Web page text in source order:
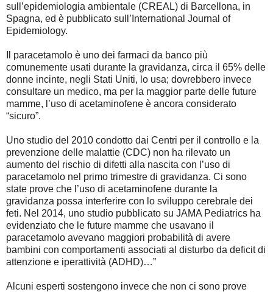
sull’epidemiologia ambientale (CREAL) di Barcellona, in
Spagna, ed è pubblicato sull’International Journal of
Epidemiology.
Il paracetamolo è uno dei farmaci da banco più
comunemente usati durante la gravidanza, circa il 65% delle
donne incinte, negli Stati Uniti, lo usa; dovrebbero invece
consultare un medico, ma per la maggior parte delle future
mamme, l’uso di acetaminofene è ancora considerato
“sicuro”.
Uno studio del 2010 condotto dai Centri per il controllo e la
prevenzione delle malattie (CDC) non ha rilevato un
aumento del rischio di difetti alla nascita con l’uso di
paracetamolo nel primo trimestre di gravidanza. Ci sono
state prove che l’uso di acetaminofene durante la
gravidanza possa interferire con lo sviluppo cerebrale dei
feti. Nel 2014, uno studio pubblicato su JAMA Pediatrics ha
evidenziato che le future mamme che usavano il
paracetamolo avevano maggiori probabilità di avere
bambini con comportamenti associati al disturbo da deficit di
attenzione e iperattività (ADHD)…”
Alcuni esperti sostengono invece che non ci sono prove